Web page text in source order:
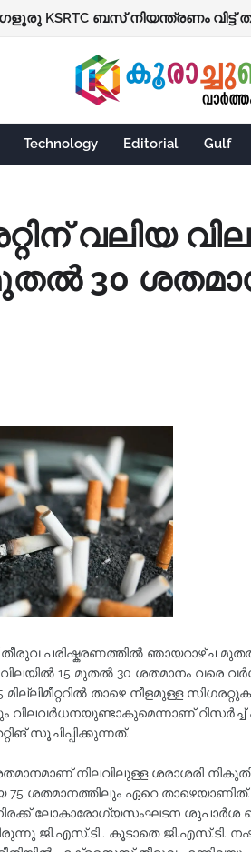
ഒഴികെ വിദ്യാഭ്യാസ
Technology Editorial Gulf
വലിയ
30
പരിഷ്കരണത്തിൽ ഞായറാഴ്ച മുതൽ
15 മുതൽ 30 ശതമാനം വരെ
താഴെ നീളമുള്ള
വിലവർധനയുണ്ടാകുമെന്നാണ്
സൂചിപ്പിക്കുന്നത്.
നിലവിലുള്ള ശരാശരി
75 ശതമാനത്തിലും ഏറെ
ലോകാരോഗ്യസംഘടന ശുപാർശ
ജി.എസ്.ടി.. കൂടാതെ ജി.എസ്.ടി.